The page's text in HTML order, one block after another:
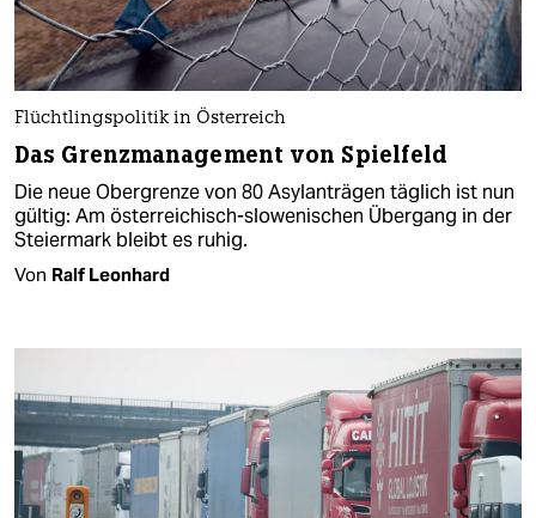
Flüchtlingspolitik in Österreich
Das Grenzmanagement von Spielfeld
Die neue Obergrenze von 80 Asylanträgen täglich ist nun
gültig: Am österreichisch-slowenischen Übergang in der
Steiermark bleibt es ruhig.
Von Ralf Leonhard